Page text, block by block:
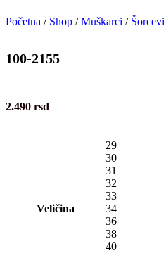
Početna / Shop / Muškarci / Šorcevi
100-2155
2.490 rsd
Veličina
29
30
31
32
33
34
36
38
40